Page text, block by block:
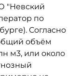
"Невский
по
Согласно
объём
м3, или около